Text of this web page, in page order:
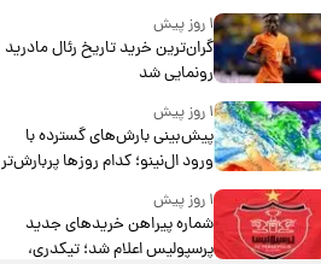
۱ روز پیش
گران‌ترین خرید تاریخ رئال مادرید
رونمایی شد
۱ روز پیش
پیش‌بینی بارش‌های گسترده با
ورود ال‌نینو؛ کدام روزها پربارش‌تر
خواهند بود؟
۱ روز پیش
شماره پیراهن خریدهای جدید
پرسپولیس اعلام شد؛ تیکدری،